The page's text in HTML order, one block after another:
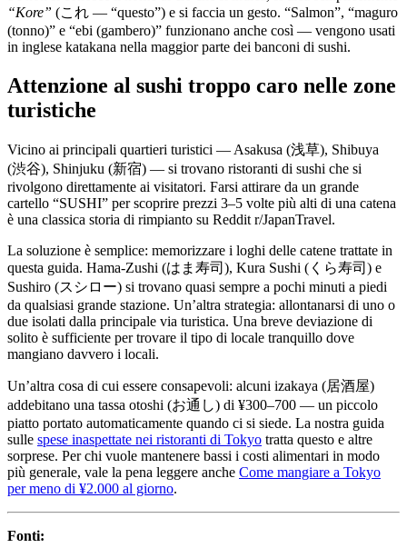
“Kore” (これ — “questo”) e si faccia un gesto. “Salmon”, “maguro
(tonno)” e “ebi (gambero)” funzionano anche così — vengono usati
in inglese katakana nella maggior parte dei banconi di sushi.
Attenzione al sushi troppo caro nelle zone
turistiche
Vicino ai principali quartieri turistici — Asakusa (浅草), Shibuya
(渋谷), Shinjuku (新宿) — si trovano ristoranti di sushi che si
rivolgono direttamente ai visitatori. Farsi attirare da un grande
cartello “SUSHI” per scoprire prezzi 3–5 volte più alti di una catena
è una classica storia di rimpianto su Reddit r/JapanTravel.
La soluzione è semplice: memorizzare i loghi delle catene trattate in
questa guida. Hama-Zushi (はま寿司), Kura Sushi (くら寿司) e
Sushiro (スシロー) si trovano quasi sempre a pochi minuti a piedi
da qualsiasi grande stazione. Un’altra strategia: allontanarsi di uno o
due isolati dalla principale via turistica. Una breve deviazione di
solito è sufficiente per trovare il tipo di locale tranquillo dove
mangiano davvero i locali.
Un’altra cosa di cui essere consapevoli: alcuni izakaya (居酒屋)
addebitano una tassa otoshi (お通し) di ¥300–700 — un piccolo
piatto portato automaticamente quando ci si siede. La nostra guida
sulle spese inaspettate nei ristoranti di Tokyo tratta questo e altre
sorprese. Per chi vuole mantenere bassi i costi alimentari in modo
più generale, vale la pena leggere anche Come mangiare a Tokyo
per meno di ¥2.000 al giorno.
Fonti: